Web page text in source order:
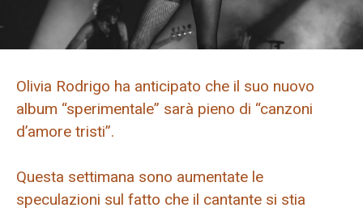
Olivia Rodrigo ha anticipato che il suo nuovo
album “sperimentale” sarà pieno di “canzoni
d’amore tristi”.
Questa settimana sono aumentate le
speculazioni sul fatto che il cantante si stia